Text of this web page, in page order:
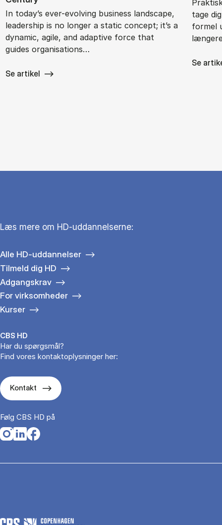
In today’s ever-evolving business landscape,
leadership is no longer a static concept; it’s a
dynamic, agile, and adaptive force that
guides organisations…
Se artikel
tage
formel
Se
Læs mere om HD-uddannelserne:
Alle HD-uddannelser
Tilmeld dig HD
Adgangskrav
For virksomheder
Kurser
CBS HD
Har du spørgsmål?
Find vores kontaktoplysninger her:
Kontakt
Følg CBS HD på
Opens in a new tab
Opens in a new tab
Opens in a new tab